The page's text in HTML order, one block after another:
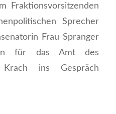
Fraktionsvorsitzenden
Sprecher
Frau Spranger
für das Amt des
Krach ins Gespräch